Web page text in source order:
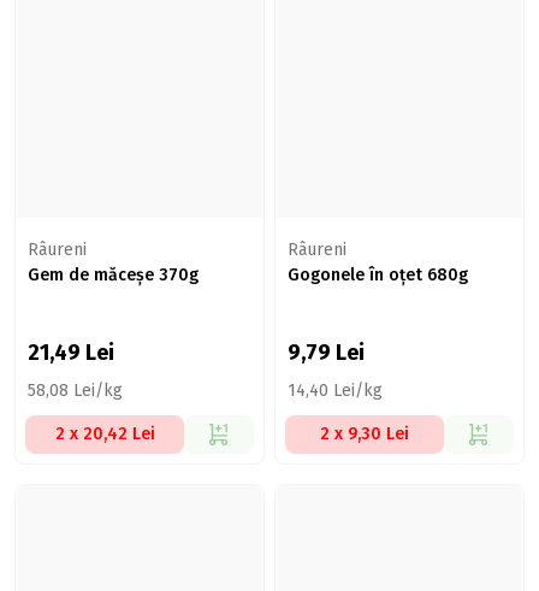
Râureni
Gem de măceșe 370g
21,49 Lei
58,08 Lei/kg
2 x 20,42 Lei
Râureni
Gogonele în oțet 680g
9,79 Lei
14,40 Lei/kg
2 x 9,30 Lei